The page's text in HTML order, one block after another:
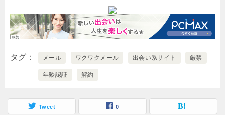
タグ メール ワクワクメール 出会い系サイト 厳禁
年齢認証 解約
Tweet 0